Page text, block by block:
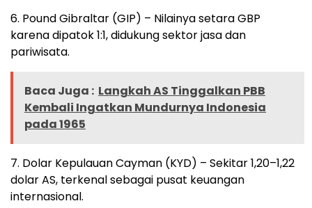
6. Pound Gibraltar (GIP) – Nilainya setara GBP
karena dipatok 1:1, didukung sektor jasa dan
pariwisata.
Baca Juga : Langkah AS Tinggalkan PBB
Kembali Ingatkan Mundurnya Indonesia
pada 1965
7. Dolar Kepulauan Cayman (KYD) – Sekitar 1,20–1,22
dolar AS, terkenal sebagai pusat keuangan
internasional.